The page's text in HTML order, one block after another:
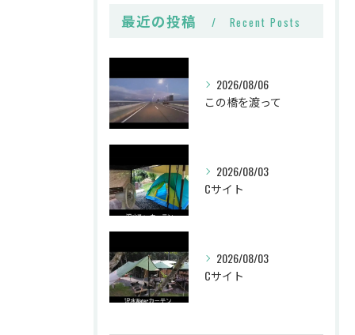
最近の投稿 Recent Posts
2026/08/06
この橋を渡って
2026/08/03
Cサイト
2026/08/03
Cサイト